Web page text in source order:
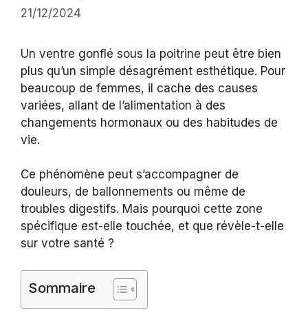
21/12/2024
Un ventre gonflé sous la poitrine peut être bien
plus qu’un simple désagrément esthétique. Pour
beaucoup de femmes, il cache des causes
variées, allant de l’alimentation à des
changements hormonaux ou des habitudes de
vie.
Ce phénomène peut s’accompagner de
douleurs, de ballonnements ou même de
troubles digestifs. Mais pourquoi cette zone
spécifique est-elle touchée, et que révèle-t-elle
sur votre santé ?
Sommaire